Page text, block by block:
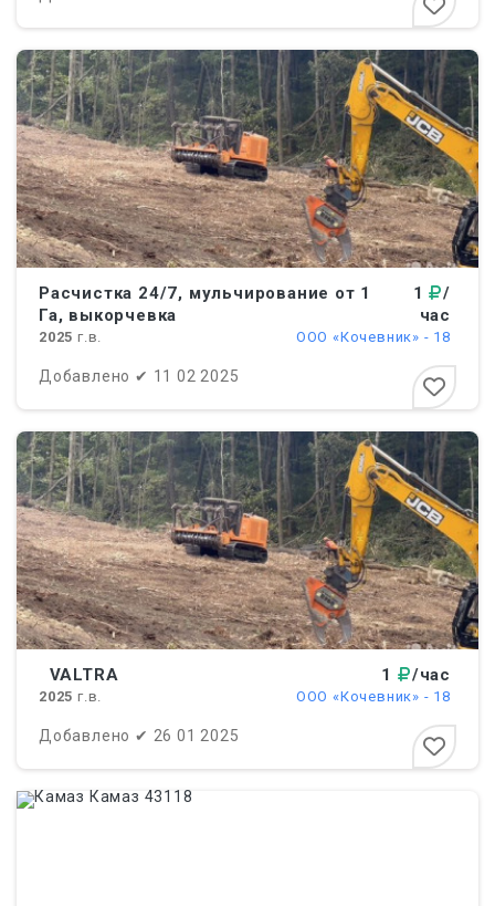
Расчистка 24/7, мульчирование от 1
Га, выкорчевка
1
/
час
2025 г.в. ООО «Кочевник» - 18
Добавлено ✔ 11 02 2025
VALTRA 1 /час
2025 г.в. ООО «Кочевник» - 18
Добавлено ✔ 26 01 2025